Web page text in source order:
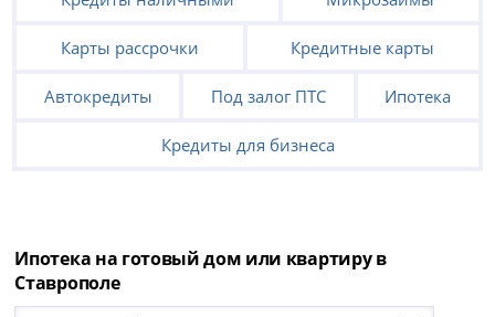
Карты рассрочки Кредитные карты
Автокредиты Под залог ПТС Ипотека
Кредиты для бизнеса
Ипотека на готовый дом или квартиру в
Ставрополе